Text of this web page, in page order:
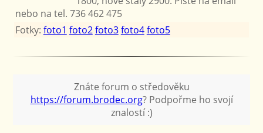
nebo na tel. 736 462 475
Fotky: foto1 foto2foto3foto4foto5
Znáte forum o středověku
https://forum.brodec.org? Podpořme ho svojí
znalostí :)